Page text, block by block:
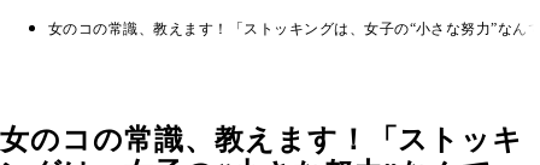
女のコの常識、教えます！「ストッキングは、女子の“小さな努力”なん
女のコの常識、教えます！「ストッキ